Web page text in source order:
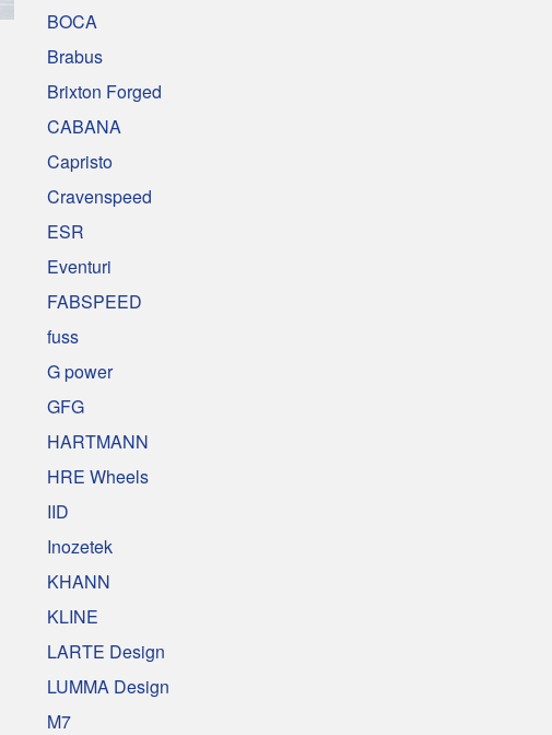
BOCA
Brabus
Brixton Forged
CABANA
Capristo
Cravenspeed
ESR
Eventuri
FABSPEED
fuss
G power
GFG
HARTMANN
HRE Wheels
IID
Inozetek
KHANN
KLINE
LARTE Design
LUMMA Design
M7